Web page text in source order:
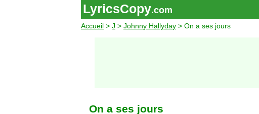
LyricsCopy.com
Accueil > J > Johnny Hallyday > On a ses jours
On a ses jours